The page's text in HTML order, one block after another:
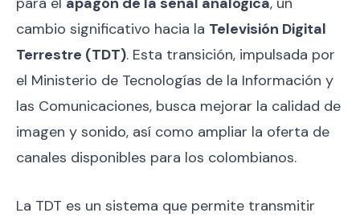
cambio significativo hacia la Televisión Digital
Terrestre (TDT). Esta transición, impulsada por
el Ministerio de Tecnologías de la Información y
las Comunicaciones, busca mejorar la calidad de
imagen y sonido, así como ampliar la oferta de
canales disponibles para los colombianos.
La TDT es un sistema que permite transmitir